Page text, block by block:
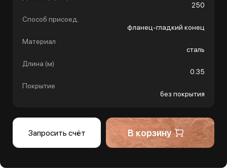
250
Способ присоед.
фланец-гладкий конец
Материал
сталь
Длина (м)
0.35
Покрытие
без покрытия
Запросить счёт В корзину